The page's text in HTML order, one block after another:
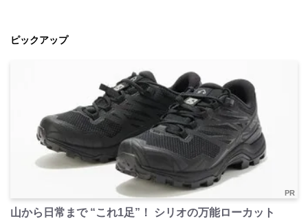
ピックアップ
PR
山から日常まで “これ1足”！ シリオの万能ローカット